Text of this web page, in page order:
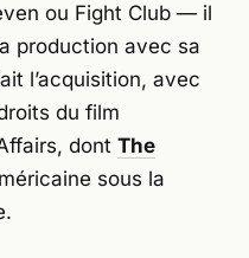
ou Fight Club — il
production avec sa
l’acquisition, avec
du film
, dont The
sous la